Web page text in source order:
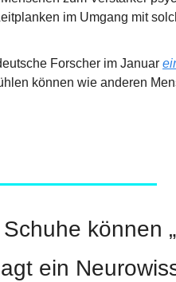
im Umgang mit
Forscher im Januar
können wie anderen
können
ein